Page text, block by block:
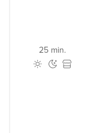
25 min.